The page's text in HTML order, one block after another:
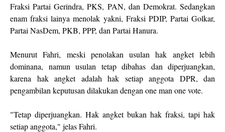
Fraksi Partai Gerindra, PKS, PAN, dan Demokrat. Sedangkan
enam fraksi lainya menolak yakni, Fraksi PDIP, Partai Golkar,
Partai NasDem, PKB, PPP, dan Partai Hanura.
Menurut Fahri, meski penolakan usulan hak angket lebih
dominana, namun usulan tetap dibahas dan diperjuangkan,
karena hak angket adalah hak setiap anggota DPR, dan
pengambilan keputusan dilakukan dengan one man one vote.
"Tetap diperjuangkan. Hak angket bukan hak fraksi, tapi hak
setiap anggota," jelas Fahri.